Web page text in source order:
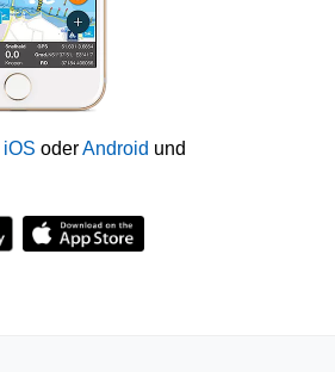
iOS oderAndroid und